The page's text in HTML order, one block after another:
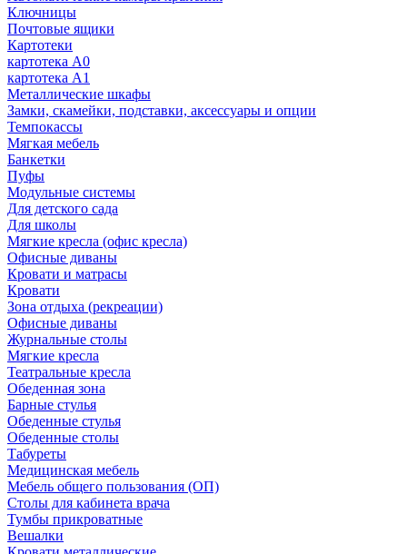
Ключницы
Почтовые ящики
Картотеки
картотека А0
картотека А1
Металлические шкафы
Замки, скамейки, подставки, аксессуары и опции
Темпокассы
Мягкая мебель
Банкетки
Пуфы
Модульные системы
Для детского сада
Для школы
Мягкие кресла (офис кресла)
Офисные диваны
Кровати и матрасы
Кровати
Зона отдыха (рекреации)
Офисные диваны
Журнальные столы
Мягкие кресла
Театральные кресла
Обеденная зона
Барные стулья
Обеденные стулья
Обеденные столы
Табуреты
Медицинская мебель
Мебель общего пользования (ОП)
Столы для кабинета врача
Тумбы прикроватные
Вешалки